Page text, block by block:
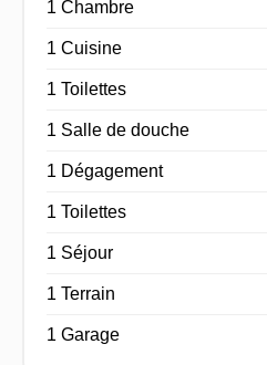
1 Chambre
1 Cuisine
1 Toilettes
1 Salle de douche
1 Dégagement
1 Toilettes
1 Séjour
1 Terrain
1 Garage